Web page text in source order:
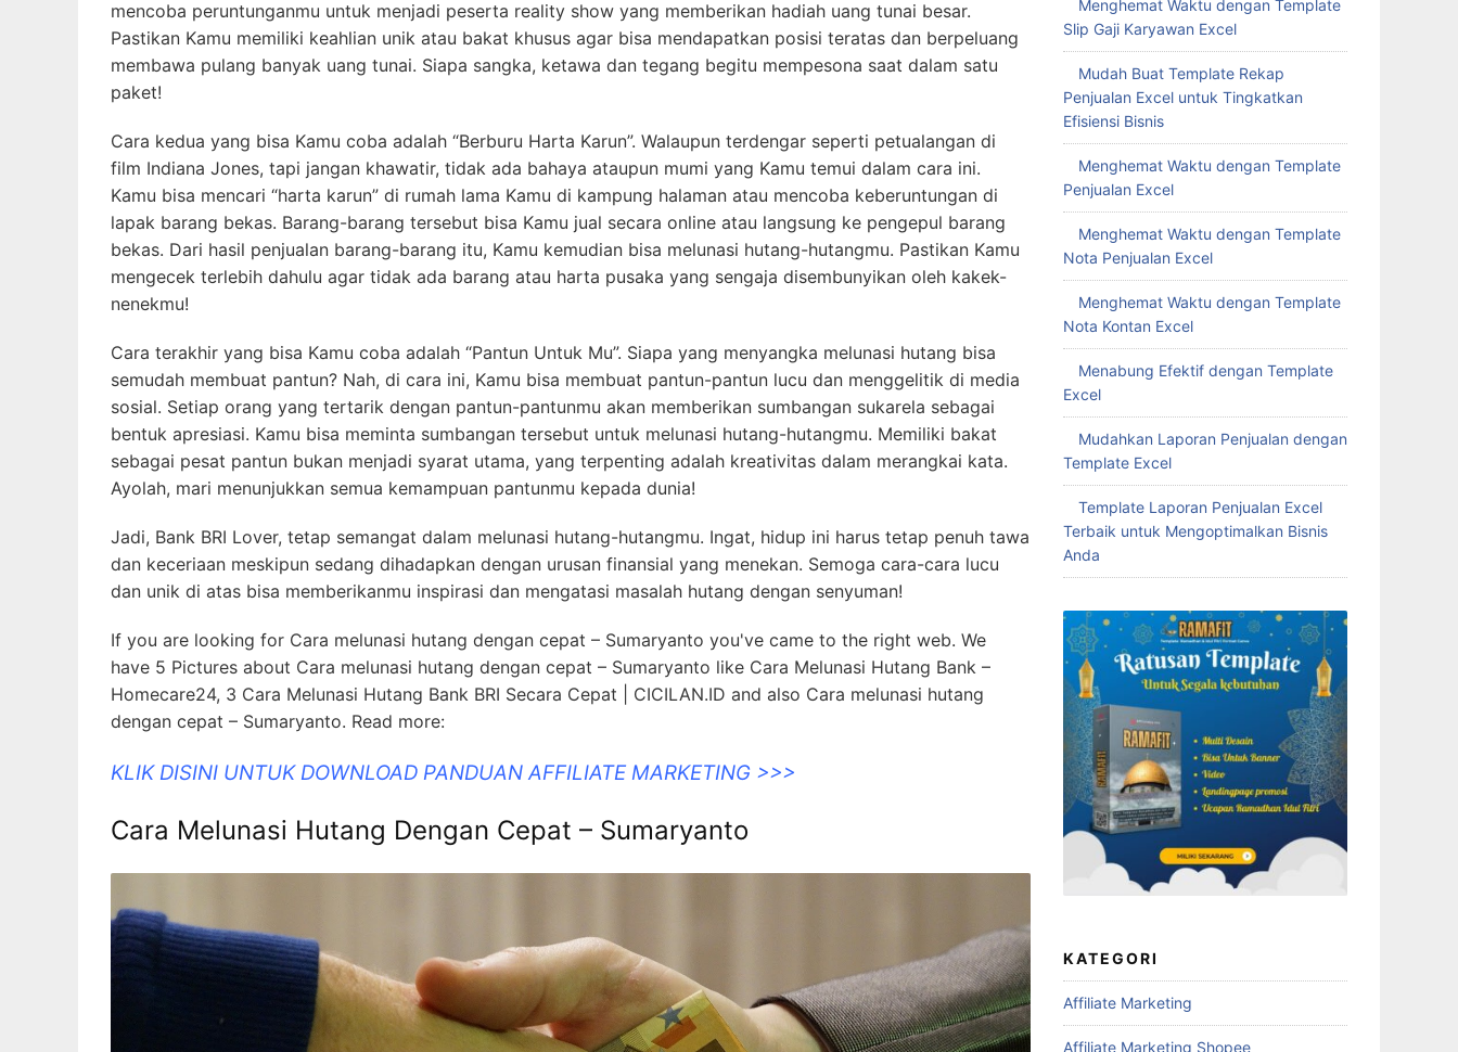
mencoba peruntunganmu untuk menjadi peserta reality show yang memberikan hadiah uang tunai besar.
Pastikan Kamu memiliki keahlian unik atau bakat khusus agar bisa mendapatkan posisi teratas dan berpeluang
membawa pulang banyak uang tunai. Siapa sangka, ketawa dan tegang begitu mempesona saat dalam satu
paket!
Cara kedua yang bisa Kamu coba adalah “Berburu Harta Karun”. Walaupun terdengar seperti petualangan di
film Indiana Jones, tapi jangan khawatir, tidak ada bahaya ataupun mumi yang Kamu temui dalam cara ini.
Kamu bisa mencari “harta karun” di rumah lama Kamu di kampung halaman atau mencoba keberuntungan di
lapak barang bekas. Barang-barang tersebut bisa Kamu jual secara online atau langsung ke pengepul barang
bekas. Dari hasil penjualan barang-barang itu, Kamu kemudian bisa melunasi hutang-hutangmu. Pastikan Kamu
mengecek terlebih dahulu agar tidak ada barang atau harta pusaka yang sengaja disembunyikan oleh kakek-
nenekmu!
Cara terakhir yang bisa Kamu coba adalah “Pantun Untuk Mu”. Siapa yang menyangka melunasi hutang bisa
semudah membuat pantun? Nah, di cara ini, Kamu bisa membuat pantun-pantun lucu dan menggelitik di media
sosial. Setiap orang yang tertarik dengan pantun-pantunmu akan memberikan sumbangan sukarela sebagai
bentuk apresiasi. Kamu bisa meminta sumbangan tersebut untuk melunasi hutang-hutangmu. Memiliki bakat
sebagai pesat pantun bukan menjadi syarat utama, yang terpenting adalah kreativitas dalam merangkai kata.
Ayolah, mari menunjukkan semua kemampuan pantunmu kepada dunia!
Jadi, Bank BRI Lover, tetap semangat dalam melunasi hutang-hutangmu. Ingat, hidup ini harus tetap penuh tawa
dan keceriaan meskipun sedang dihadapkan dengan urusan finansial yang menekan. Semoga cara-cara lucu
dan unik di atas bisa memberikanmu inspirasi dan mengatasi masalah hutang dengan senyuman!
If you are looking for Cara melunasi hutang dengan cepat – Sumaryanto you've came to the right web. We
have 5 Pictures about Cara melunasi hutang dengan cepat – Sumaryanto like Cara Melunasi Hutang Bank –
Homecare24, 3 Cara Melunasi Hutang Bank BRI Secara Cepat | CICILAN.ID and also Cara melunasi hutang
dengan cepat – Sumaryanto. Read more:
KLIK DISINI UNTUK DOWNLOAD PANDUAN AFFILIATE MARKETING >>>
Cara Melunasi Hutang Dengan Cepat – Sumaryanto
Menghemat Waktu dengan Template
Slip Gaji Karyawan Excel
Mudah Buat Template Rekap
Penjualan Excel untuk Tingkatkan
Efisiensi Bisnis
Menghemat Waktu dengan Template
Penjualan Excel
Menghemat Waktu dengan Template
Nota Penjualan Excel
Menghemat Waktu dengan Template
Nota Kontan Excel
Menabung Efektif dengan Template
Excel
Mudahkan Laporan Penjualan dengan
Template Excel
Template Laporan Penjualan Excel
Terbaik untuk Mengoptimalkan Bisnis
Anda
KATEGORI
Affiliate Marketing
Affiliate Marketing Shopee